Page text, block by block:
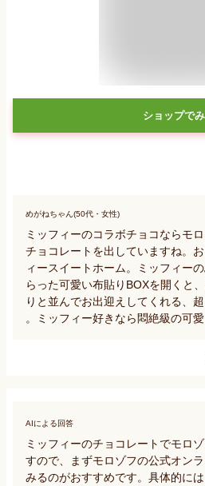
ショップで
めがねちゃん(50代・女性)
ミッフィーのコラボチョコならモ
チョコレートを出していますね。
ィースイートホーム。ミッフィー
らった可愛い布貼りBOXを開くと
りと並んでお出迎えしてくれる、
。ミッフィー好きなら悶絶級の可愛
AIによる回答
ミッフィーのチョコレートでモロ
すので、まずモロゾフの公式オン
みるのがおすすめです。具体的に